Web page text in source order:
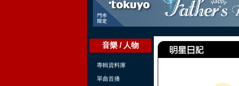
音樂 / 人物
專輯資料庫
單曲首播